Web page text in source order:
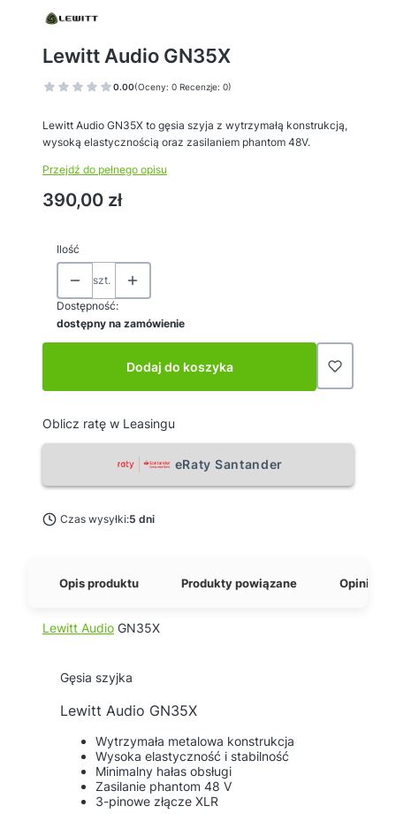
Lewitt Audio GN35X
0.00(Oceny: 0 Recenzje: 0)
Lewitt Audio GN35X to gęsia szyja z wytrzymałą konstrukcją,
wysoką elastycznością oraz zasilaniem phantom 48V.
Przejdź do pełnego opisu
Cena
390,00 zł
Ilość
szt.
Dostępność:
dostępny na zamówienie
Dodaj do koszyka
Oblicz ratę w Leasingu
eRaty Santander
Czas wysyłki:5 dni
Opis produktu Produkty powiązane Opinie o
Lewitt Audio GN35X
Gęsia szyjka
Lewitt Audio GN35X
Wytrzymała metalowa konstrukcja
Wysoka elastyczność i stabilność
Minimalny hałas obsługi
Zasilanie phantom 48 V
3-pinowe złącze XLR